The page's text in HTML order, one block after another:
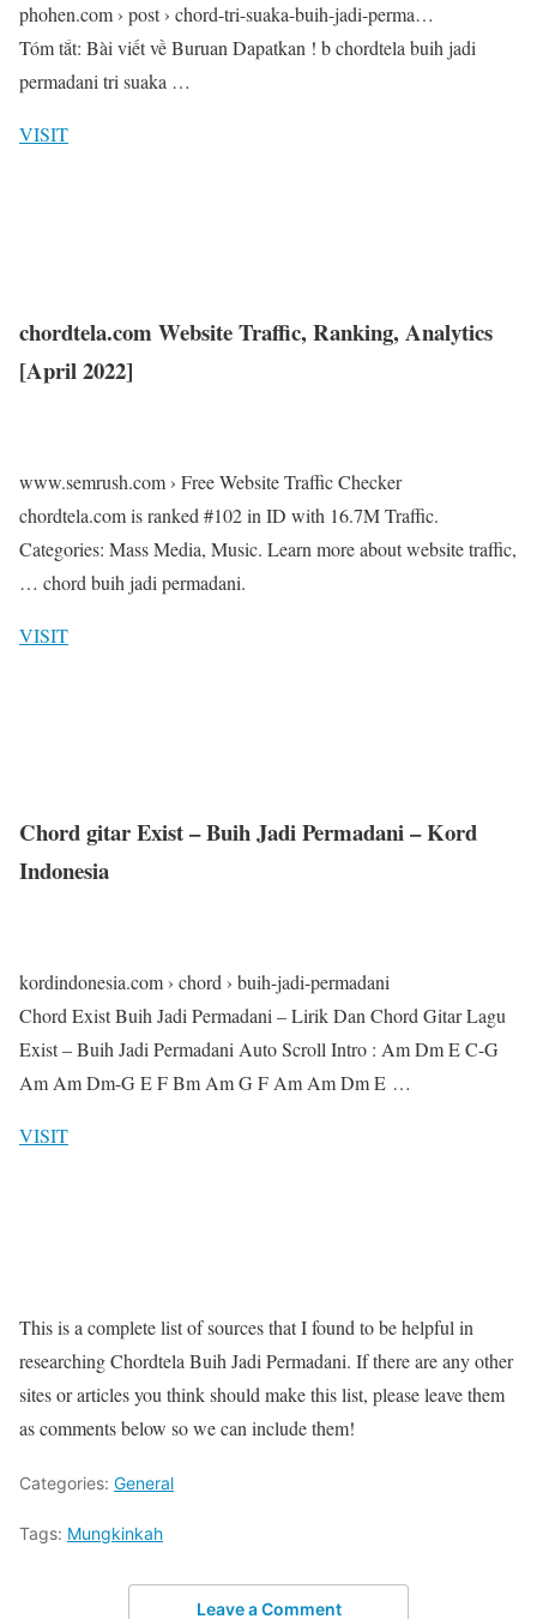
phohen.com › post › chord-tri-suaka-buih-jadi-perma…
Tóm tắt: Bài viết về Buruan Dapatkan ! b chordtela buih jadi
permadani tri suaka …
VISIT
chordtela.com Website Traffic, Ranking, Analytics
[April 2022]
www.semrush.com › Free Website Traffic Checker
chordtela.com is ranked #102 in ID with 16.7M Traffic.
Categories: Mass Media, Music. Learn more about website traffic,
… chord buih jadi permadani.
VISIT
Chord gitar Exist – Buih Jadi Permadani – Kord
Indonesia
kordindonesia.com › chord › buih-jadi-permadani
Chord Exist Buih Jadi Permadani – Lirik Dan Chord Gitar Lagu
Exist – Buih Jadi Permadani Auto Scroll Intro : Am Dm E C-G
Am Am Dm-G E F Bm Am G F Am Am Dm E …
VISIT
This is a complete list of sources that I found to be helpful in
researching Chordtela Buih Jadi Permadani. If there are any other
sites or articles you think should make this list, please leave them
as comments below so we can include them!
Categories: General
Tags: Mungkinkah
Leave a Comment